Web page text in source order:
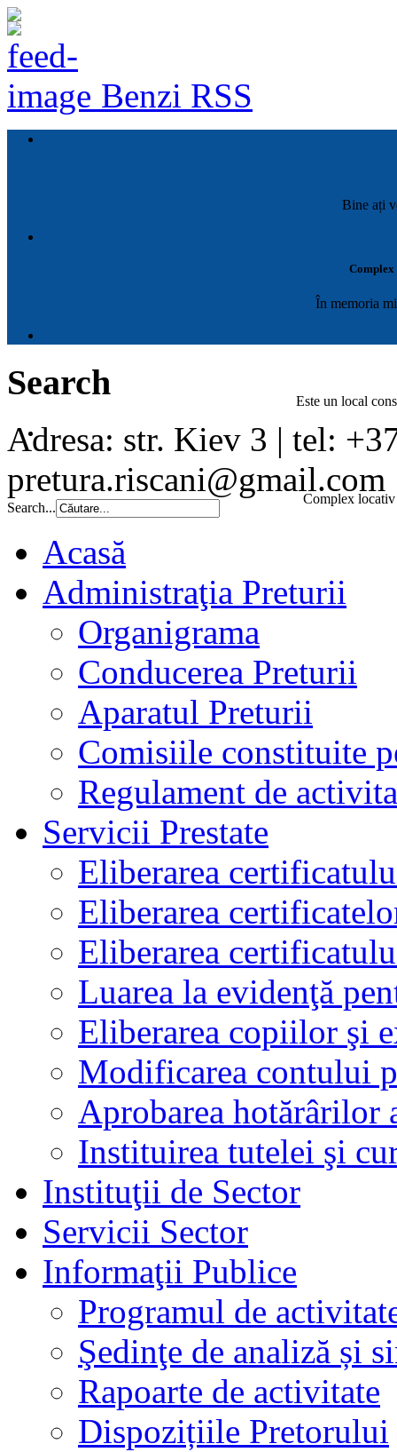
Benzi RSS
Bine ați
În memoria
Este un local
Complex
Search
Adresa: str. Kiev 3 | tel:
pretura.riscani@gmail.com
Search...
Acasă
Administraţia Preturii
Organigrama
Conducerea Preturii
Aparatul Preturii
Comisiile constituite
Regulament de
Servicii Prestate
Eliberarea
Eliberarea
Eliberarea
Luarea la evidenţă
Eliberarea copiilor şi
Modificarea contului
Aprobarea hotărârilor
Instituirea tutelei şi
Instituţii de Sector
Servicii Sector
Informaţii Publice
Programul de
Şedinţe de analiză și
Rapoarte de activitate
Dispozițiile Pretorului